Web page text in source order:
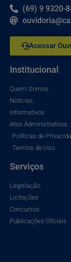
(69) 9 9320-
Acessar
Institucional
Quem Somos
Notícias
Informativos
Atos Administrativos
Políticas de
Termos de Uso
Serviços
Legislação
Licitações
Concursos
Publicações Oficiais